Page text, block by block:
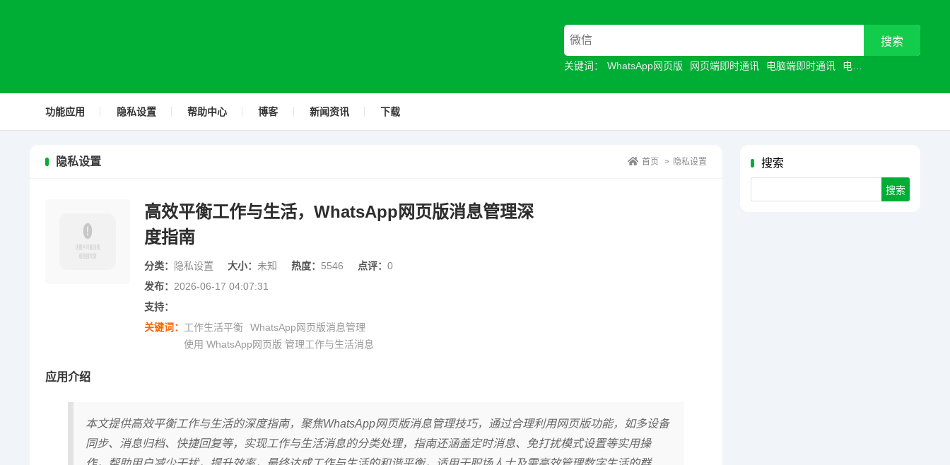
关键词： WhatsApp网页版 网页端即时通讯 电脑端即时通讯 电脑聊天工具
功能应用 隐私设置 帮助中心 博客 新闻资讯 下载
搜索
隐私设置 首页 > 隐私设置
高效平衡工作与生活，WhatsApp网页版消息管理深
度指南
分类： 隐私设置 大小： 未知 热度： 5546 点评： 0
发布： 2026-06-17 04:07:31
支持：
关键词： 工作生活平衡
WhatsApp网页版消息管理
使用 WhatsApp网页版 管理工作与生活消息
应用介绍
本文提供高效平衡工作与生活的深度指南，聚焦WhatsApp网页版消息管理技巧，通过合理利用网页版功能，如多设备
同步、消息归档、快捷回复等，实现工作与生活消息的分类处理，指南还涵盖定时消息、免打扰模式设置等实用操